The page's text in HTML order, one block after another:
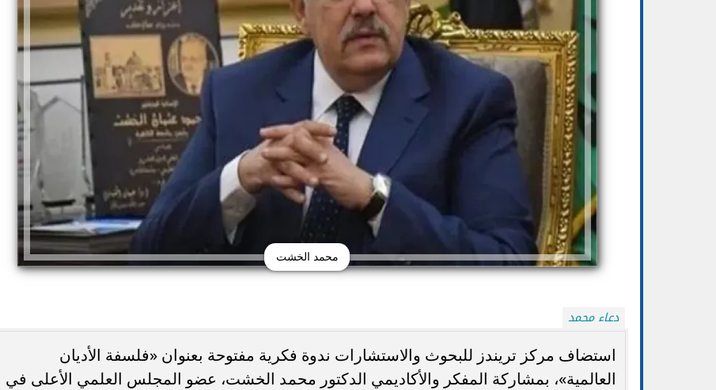
محمد الخشت
دعاء محمد
استضاف مركز تريندز للبحوث والاستشارات ندوة فكرية مفتوحة بعنوان «فلسفة الأديان
العالمية»، بمشاركة المفكر والأكاديمي الدكتور محمد الخشت، عضو المجلس العلمي الأعلى في
تظلمات الثانوية العامة 2026.. التعليم تحدد